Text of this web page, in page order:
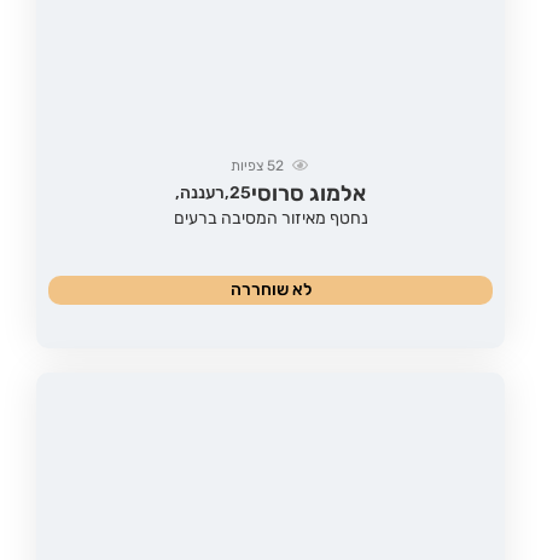
52צפיות
אלמוג סרוסי25, רעננה,
נחטף מאיזור המסיבה ברעים
לא שוחררה